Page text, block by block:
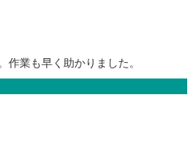
業も早く助かりました。